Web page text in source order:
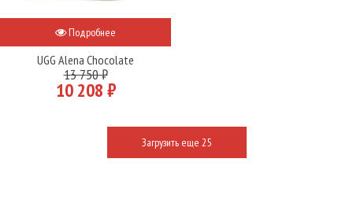
Подробнее
UGG Alena Chocolate
13 750 ₽
10 208 ₽
Загрузить еще 25